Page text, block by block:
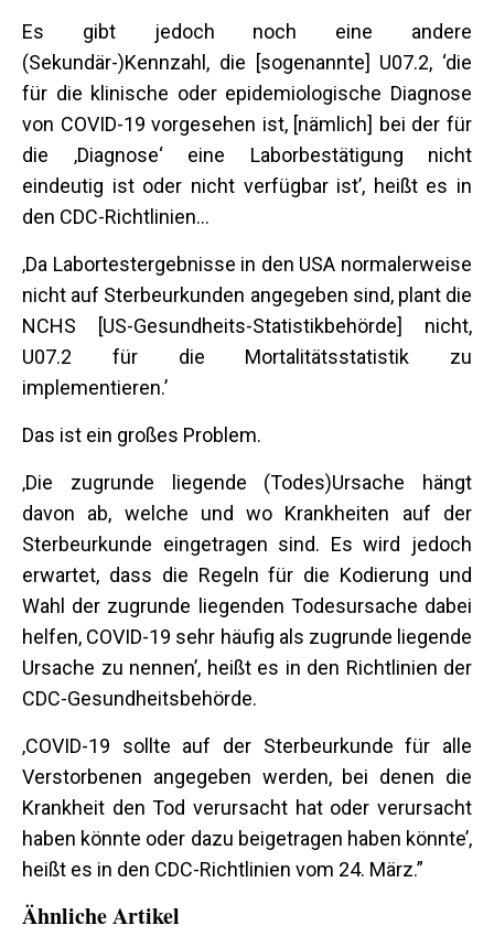
Es gibt jedoch noch eine andere
(Sekundär-)Kennzahl, die [sogenannte] U07.2, ‘die
für die klinische oder epidemiologische Diagnose
von COVID-19 vorgesehen ist, [nämlich] bei der für
die ‚Diagnose‘ eine Laborbestätigung nicht
eindeutig ist oder nicht verfügbar ist’, heißt es in
den CDC-Richtlinien…
‚Da Labortestergebnisse in den USA normalerweise
nicht auf Sterbeurkunden angegeben sind, plant die
NCHS [US-Gesundheits-Statistikbehörde] nicht,
U07.2 für die Mortalitätsstatistik zu
implementieren.’
Das ist ein großes Problem.
‚Die zugrunde liegende (Todes)Ursache hängt
davon ab, welche und wo Krankheiten auf der
Sterbeurkunde eingetragen sind. Es wird jedoch
erwartet, dass die Regeln für die Kodierung und
Wahl der zugrunde liegenden Todesursache dabei
helfen, COVID-19 sehr häufig als zugrunde liegende
Ursache zu nennen’, heißt es in den Richtlinien der
CDC-Gesundheitsbehörde.
‚COVID-19 sollte auf der Sterbeurkunde für alle
Verstorbenen angegeben werden, bei denen die
Krankheit den Tod verursacht hat oder verursacht
haben könnte oder dazu beigetragen haben könnte’,
heißt es in den CDC-Richtlinien vom 24. März.”
Ähnliche Artikel